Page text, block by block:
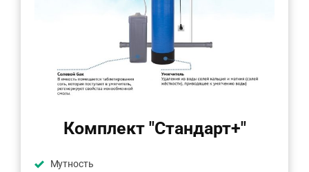
Комплект "Стандарт+"
Мутность